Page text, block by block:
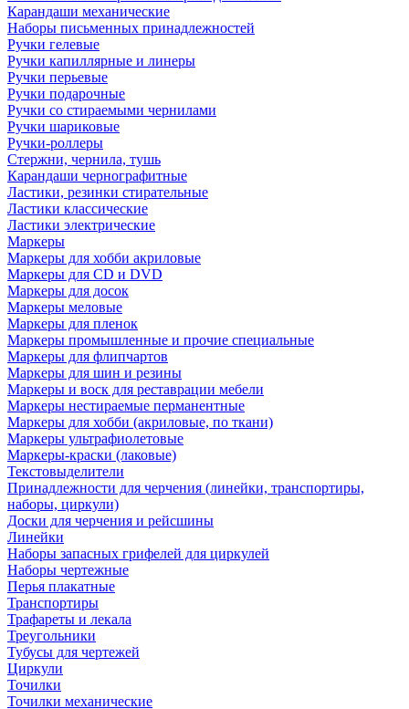
Карандаши механические
Наборы письменных принадлежностей
Ручки гелевые
Ручки капиллярные и линеры
Ручки перьевые
Ручки подарочные
Ручки со стираемыми чернилами
Ручки шариковые
Ручки-роллеры
Стержни, чернила, тушь
Карандаши чернографитные
Ластики, резинки стирательные
Ластики классические
Ластики электрические
Маркеры
Маркеры для хобби акриловые
Маркеры для CD и DVD
Маркеры для досок
Маркеры меловые
Маркеры для пленок
Маркеры промышленные и прочие специальные
Маркеры для флипчартов
Маркеры для шин и резины
Маркеры и воск для реставрации мебели
Маркеры нестираемые перманентные
Маркеры для хобби (акриловые, по ткани)
Маркеры ультрафиолетовые
Маркеры-краски (лаковые)
Текстовыделители
Принадлежности для черчения (линейки, транспортиры,
наборы, циркули)
Доски для черчения и рейсшины
Линейки
Наборы запасных грифелей для циркулей
Наборы чертежные
Перья плакатные
Транспортиры
Трафареты и лекала
Треугольники
Тубусы для чертежей
Циркули
Точилки
Точилки механические